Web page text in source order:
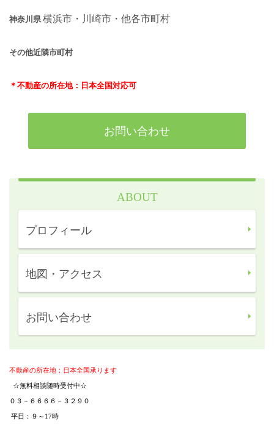
神奈川県横浜市・川崎市・他各市町村
その他近隣市町村
＊不動産の所在地：日本全国対応可
お問い合わせ
ABOUT
プロフィール
地図・アクセス
お問い合わせ
不動産の所在地：日本全国承ります
☆無料相談随時受付中☆
０３－６６６６－３２９０
平日：９～17時